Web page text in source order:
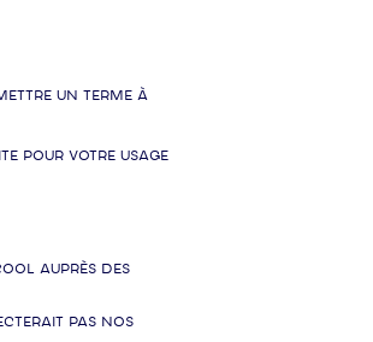
un terme à
pour votre usage
auprès des
pas nos